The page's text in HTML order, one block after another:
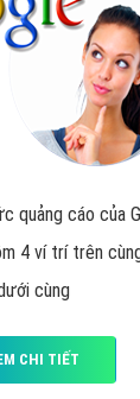
quảng cáo của
4 ví trí trên
cùng
CHI TIẾT